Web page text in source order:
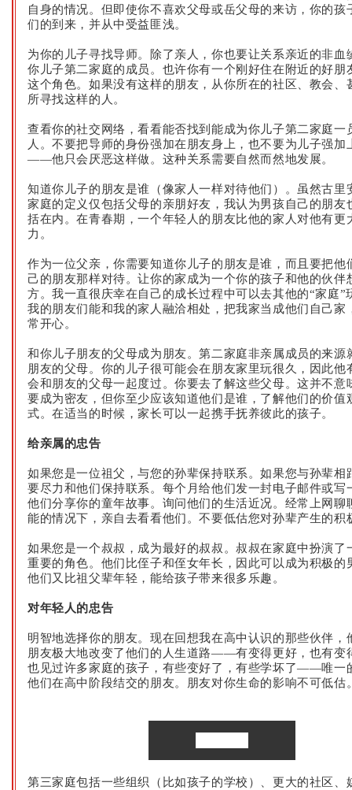
自身的情况。但即使你不喜欢父母或岳父母的来访，你的孩
们的到来，并从中受益匪浅。
为你的儿子寻找导师。除了亲人，你也要让关系亲近的非血
你儿子第二家庭的成员。也许你有一个刚好住在附近的好朋
这个角色。如果没有这样的朋友，从你所在的社区、教会、
所寻找这样的人。
查看你的社交网络，看看能否找到能成为你儿子第二家庭一
人。不要把导师的身份强加在朋友身上，也不要为儿子强加
——他只会厌恶这样做。这种关系需要自然而然地发展。
知道你儿子的朋友是谁（像家人一样对待他们）。虽然古里
家庭的定义仅包括父母的亲朋好友，我认为男孩自己的朋友
括在内。在青春期，一个年轻人的朋友比他的家人对他有更
力。
作为一位父亲，你需要知道你儿子的朋友是谁，而且要把他
己的朋友那样对待。让你的家成为一个你的孩子和他的伙伴
方。我一直很庆幸在自己的成长过程中可以去其他的“家庭”
我的朋友们能和我的家人融洽相处，把我家当成他们自己家
常开心。
和你儿子朋友的父母成为朋友。第二家庭非亲属成员的来源
朋友的父母。你的儿子很可能会在朋友家里玩很久，因此他
会和朋友的父母一起度过。你要去了解这些父母。这并不意
要成为密友，但你至少应该知道他们是谁，了解他们的价值
式。在适当的时候，家长可以一起携手抚养彼此的孩子。
给亲属的忠告
如果您是一位祖父，与您的孙辈保持联系。如果您与孙辈相
要尽力和他们保持联系。每个月给他们发一封电子邮件或写
他们分享你的童年故事。询问他们的生活近况。经常上网聊
能的情况下，亲自去看看他们。不要低估您对孙辈产生的积
如果您是一个叔叔，成为最好的叔叔。叔叔在家庭中扮演了
重要的角色。他们比侄子和侄女年长，因此可以成为积极的
他们又比祖父辈年轻，能给孩子带来很多乐趣。
对年轻人的忠告
明智地选择你的朋友。现在回想我在高中认识的那些伙伴，
朋友极大地改变了他们的人生道路——有变得更好，也有变
也见过许多家庭的孩子，有些变好了，有些学坏了——唯一
他们在高中阶段结交的朋友。朋友对你生命的影响不可低估
第三家庭包括一些组织（比如孩子的学校）、更大的社区、